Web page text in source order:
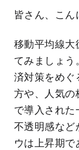
皆さん、こん
移動平均線大
てみましょう
済対策をめぐ
方や、人気の
で導入された
不透明感など
ウは上昇期で